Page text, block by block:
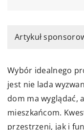
Artykuł
Wybór idealnego
jest nie lada
dom ma wyglądać,
mieszkańcom.
przestrzeni, jak i